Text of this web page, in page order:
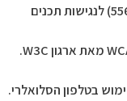
האתר תואם את המלצות התקן הישראלי (ת”י 5568) לנגישות תכנים
בטלפון הסלואלרי.